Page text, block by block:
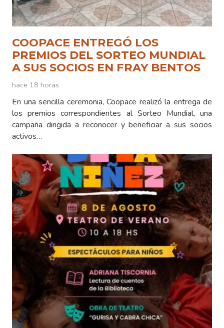
COOPACE ENTREGÓ LOS
PREMIOS DEL SORTEO MUNDIAL
A SUS SOCIOS EN FRAY BENTOS
hace 18 horas
En una sencilla ceremonia, Coopace realizó la entrega de
los premios correspondientes al Sorteo Mundial, una
campaña dirigida a reconocer y beneficiar a sus socios
activos…